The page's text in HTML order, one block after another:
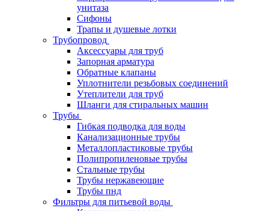
унитаза
Сифоны
Трапы и душевые лотки
Трубопровод
Аксессуары для труб
Запорная арматура
Обратные клапаны
Уплотнители резьбовых соединений
Утеплители для труб
Шланги для стиральных машин
Трубы
Гибкая подводка для воды
Канализационные трубы
Металлопластиковые трубы
Полипропиленовые трубы
Стальные трубы
Трубы нержавеющие
Трубы пнд
Фильтры для питьевой воды